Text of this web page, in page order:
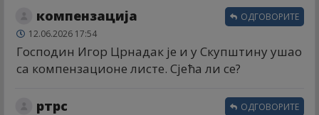
компензација
12.06.2026 17:54
Господин Игор Црнадак је и у Скупштину ушао
са компензационе листе. Сјећа ли се?
ОДГОВОРИТЕ
ртрс ОДГОВОРИТЕ